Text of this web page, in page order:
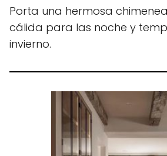
Porta una hermosa
cálida para las noche y
invierno.